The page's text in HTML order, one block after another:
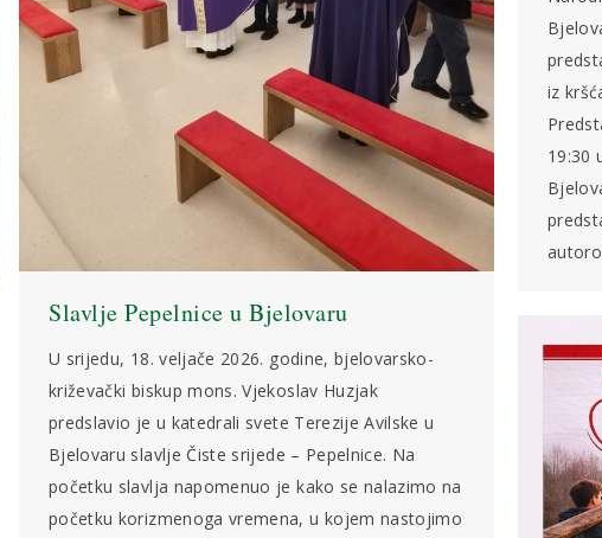
iz
19:30
Slavlje Pepelnice u Bjelovaru
U srijedu, 18. veljače 2026. godine, bjelovarsko-
križevački biskup mons. Vjekoslav Huzjak
predslavio je u katedrali svete Terezije Avilske u
Bjelovaru slavlje Čiste srijede – Pepelnice. Na
početku slavlja napomenuo je kako se nalazimo na
početku korizmenoga vremena, u kojem nastojimo